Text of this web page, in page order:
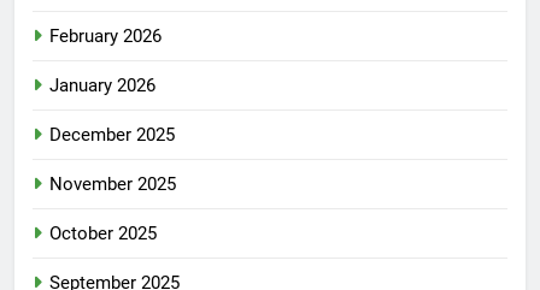
February 2026
January 2026
December 2025
November 2025
October 2025
September 2025